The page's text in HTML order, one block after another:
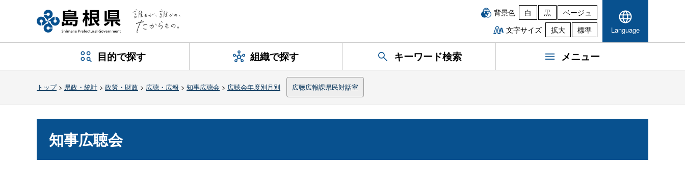
背景色 白 黒
ベージュ
文字サイズ
拡大 標準 Language
目的で探す 組織で探す キーワード検索 メニュー
トップ> 県政・統計 > 政策・財政 > 広聴・広報 > 知事広聴会 > 広聴会年度別月別 広聴広報課県民対話室
知事広聴会